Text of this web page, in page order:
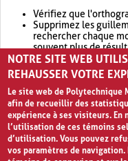
Vérifiez que
Supprimez les
rechercher chaque
souvent plus de
Envisagez d'élargir
retournera souvent
NOTRE SITE WEB
REHAUSSER VOTRE
Le site web de
afin de recueillir des
expérience à ses visiteurs. En
l’utilisation de ces témoins
d’utilisation. Vous pouvez
vos paramètres de